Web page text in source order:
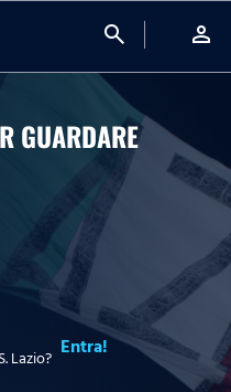
search person
GUARDARE
Lazio? Entra!